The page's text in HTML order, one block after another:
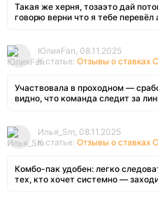
Такая же херня, тозаэто дай
говорю верни что я тебе перевёл
ЮлияFan, 08.11.2025
К статье: Отзывы о ставках
Участвовала в проходном —
видно, что команда следит за
Илья_Sm, 08.11.2025
К статье: Отзывы о ставках
Комбо-пак удобен: легко
тех, кто хочет системно —